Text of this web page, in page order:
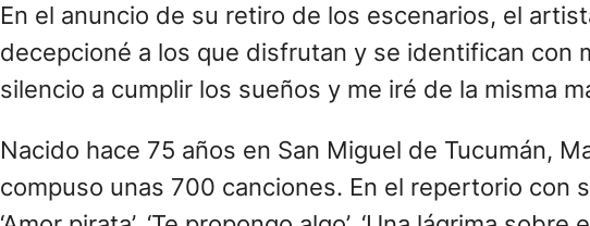
En el anuncio de su retiro de los escenarios, el
decepcioné a los que disfrutan y se identifican con
silencio a cumplir los sueños y me iré de la misma
Nacido hace 75 años en San Miguel de Tucumán,
compuso unas 700 canciones. En el repertorio con